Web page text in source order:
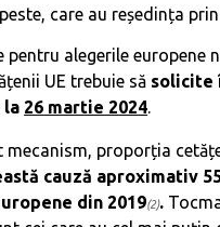
care au reședința
alegerile europene
UE trebuie să solicite
la 26 martie 2024.
proporția
cauză aproximativ
din 2019(2).